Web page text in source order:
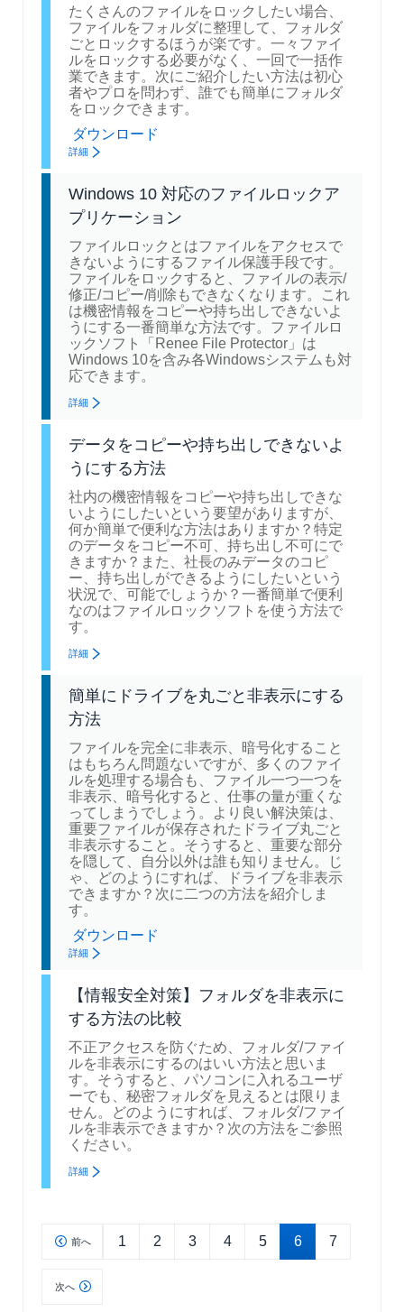
たくさんのファイルをロックしたい場合、
ファイルをフォルダに整理して、フォルダ
ごとロックするほうが楽です。一々ファイ
ルをロックする必要がなく、一回で一括作
業できます。次にご紹介したい方法は初心
者やプロを問わず、誰でも簡単にフォルダ
をロックできます。
ダウンロード
詳細
Windows 10 対応のファイルロックア
プリケーション
ファイルロックとはファイルをアクセスで
きないようにするファイル保護手段です。
ファイルをロックすると、ファイルの表示/
修正/コピー/削除もできなくなります。これ
は機密情報をコピーや持ち出しできないよ
うにする一番簡単な方法です。ファイルロ
ックソフト「Renee File Protector」は
Windows 10を含み各Windowsシステムも対
応できます。
詳細
データをコピーや持ち出しできないよ
うにする方法
社内の機密情報をコピーや持ち出しできな
いようにしたいという要望がありますが、
何か簡単で便利な方法はありますか？特定
のデータをコピー不可、持ち出し不可にで
きますか？また、社長のみデータのコピ
ー、持ち出しができるようにしたいという
状況で、可能でしょうか？一番簡単で便利
なのはファイルロックソフトを使う方法で
す。
詳細
簡単にドライブを丸ごと非表示にする
方法
ファイルを完全に非表示、暗号化すること
はもちろん問題ないですが、多くのファイ
ルを処理する場合も、ファイル一つ一つを
非表示、暗号化すると、仕事の量が重くな
ってしまうでしょう。より良い解決策は、
重要ファイルが保存されたドライブ丸ごと
非表示すること。そうすると、重要な部分
を隠して、自分以外は誰も知りません。じ
ゃ、どのようにすれば、ドライブを非表示
できますか？次に二つの方法を紹介しま
す。
ダウンロード
詳細
【情報安全対策】フォルダを非表示に
する方法の比較
不正アクセスを防ぐため、フォルダ/ファイ
ルを非表示にするのはいい方法と思いま
す。そうすると、パソコンに入れるユーザ
ーでも、秘密フォルダを見えるとは限りま
せん。どのようにすれば、フォルダ/ファイ
ルを非表示できますか？次の方法をご参照
ください。
詳細
前へ 1 2 3 4 5 6 7
次へ